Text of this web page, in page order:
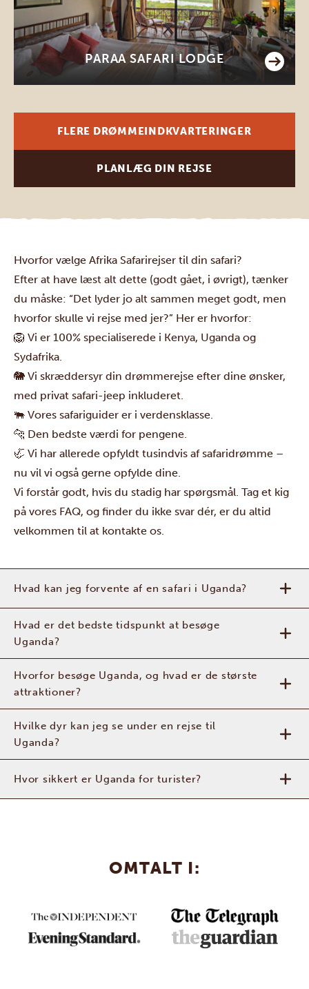
PARAA SAFARI LODGE
FLERE DRØMMEINDKVARTERINGER
PLANLÆG DIN REJSE
Hvorfor vælge Afrika Safarirejser til din safari?
Efter at have læst alt dette (godt gået, i øvrigt), tænker
du måske: “Det lyder jo alt sammen meget godt, men
hvorfor skulle vi rejse med jer?” Her er hvorfor:
🦁 Vi er 100% specialiserede i Kenya, Uganda og
Sydafrika.
🐘 Vi skræddersyr din drømmerejse efter dine ønsker,
med privat safari-jeep inkluderet.
🐃 Vores safariguider er i verdensklasse.
🐆 Den bedste værdi for pengene.
🦏 Vi har allerede opfyldt tusindvis af safaridrømme –
nu vil vi også gerne opfylde dine.
Vi forstår godt, hvis du stadig har spørgsmål. Tag et kig
på vores FAQ, og finder du ikke svar dér, er du altid
velkommen til at kontakte os.
Hvad kan jeg forvente af en safari i Uganda?
Hvad er det bedste tidspunkt at besøge
Uganda?
Hvorfor besøge Uganda, og hvad er de største
attraktioner?
Hvilke dyr kan jeg se under en rejse til
Uganda?
Hvor sikkert er Uganda for turister?
OMTALT I: